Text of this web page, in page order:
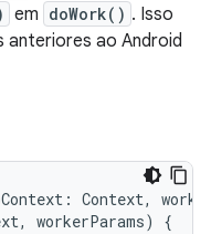
em doWork() . Isso
anteriores ao Android
: Context,
, workerParams) {